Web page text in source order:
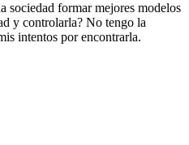
sociedad formar mejores modelos
y controlarla? No tengo la
intentos por encontrarla.